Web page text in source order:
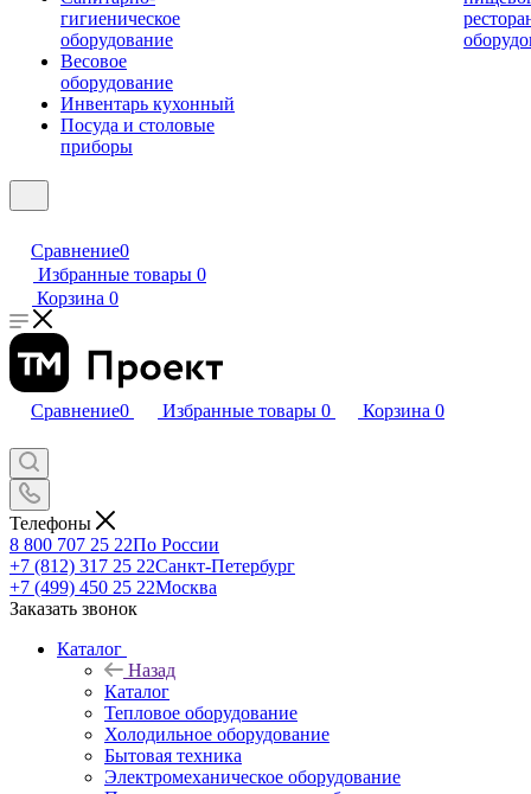
гигиеническое
оборудование
Весовое
оборудование
Инвентарь кухонный
Посуда и столовые
приборы
Сравнение0
Избранные товары 0
Корзина 0
Сравнение0 Избранные товары 0 Корзина 0
Телефоны
8 800 707 25 22По России
+7 (812) 317 25 22Санкт-Петербург
+7 (499) 450 25 22Москва
Заказать звонок
Каталог
Назад
Каталог
Тепловое оборудование
Холодильное оборудование
Бытовая техника
Электромеханическое оборудование